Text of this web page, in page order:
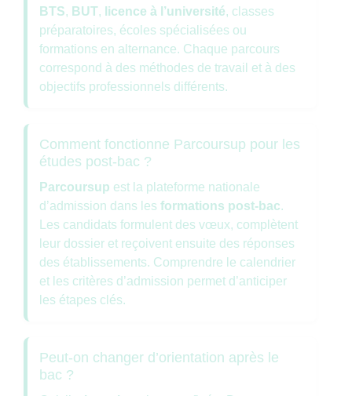
BTS, BUT, licence à l’université, classes
préparatoires, écoles spécialisées ou
formations en alternance. Chaque parcours
correspond à des méthodes de travail et à des
objectifs professionnels différents.
Comment fonctionne Parcoursup pour les
études post-bac ?
Parcoursup est la plateforme nationale
d’admission dans les formations post-bac.
Les candidats formulent des vœux, complètent
leur dossier et reçoivent ensuite des réponses
des établissements. Comprendre le calendrier
et les critères d’admission permet d’anticiper
les étapes clés.
Peut-on changer d’orientation après le
bac ?